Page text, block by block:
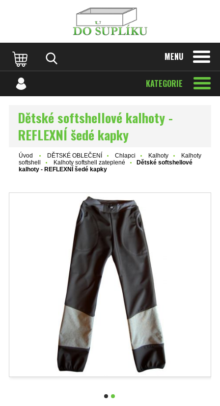
MENU
KATEGORIE
Dětské softshellové kalhoty -
REFLEXNÍ šedé kapky
Úvod DĚTSKÉ OBLEČENÍ Chlapci Kalhoty
Kalhoty
softshell
Kalhoty softshell zateplené
Dětské softshellové
kalhoty - REFLEXNÍ šedé kapky